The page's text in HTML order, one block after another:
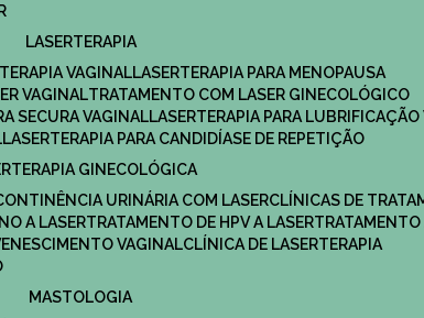
LASERTERAPIA
VAGINAL LASERTERAPIA PARA MENOPAUSA
VAGINAL
TRATAMENTO COM LASER GINECOLÓGICO
SECURA VAGINAL​ LASERTERAPIA PARA
LASERTERAPIA PARA CANDIDÍASE DE REPETIÇÃO
GINECOLÓGICA
URINÁRIA COM LASER
CLÍNICAS DE
A LASER TRATAMENTO DE HPV A LASER
VAGINAL
CLÍNICA DE LASERTERAPIA
MASTOLOGIA